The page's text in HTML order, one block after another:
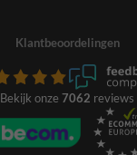
Klantbeoordelingen
Bekijk onze 7062 reviews